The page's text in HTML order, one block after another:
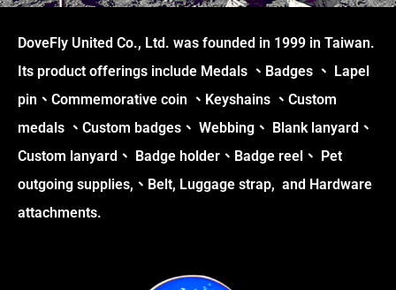
DoveFly United Co., Ltd. was founded in 1999 in Taiwan.
Its product offerings include Medals 、Badges 、 Lapel
pin、Commemorative coin 、Keyshains 、Custom
medals 、Custom badges、 Webbing、 Blank lanyard、
Custom lanyard、 Badge holder、Badge reel、 Pet
outgoing supplies,、Belt, Luggage strap, and Hardware
attachments.